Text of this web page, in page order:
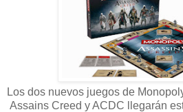
Los dos nuevos juegos de
Assains Creed y ACDC llegarán